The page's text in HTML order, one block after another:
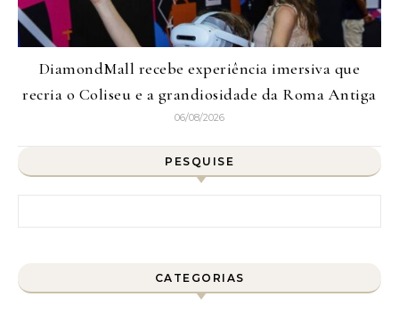
DiamondMall recebe experiência imersiva que
recria o Coliseu e a grandiosidade da Roma Antiga
06/08/2026
PESQUISE
CATEGORIAS